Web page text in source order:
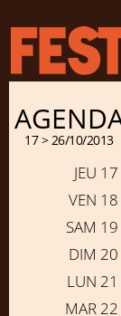
17 > 26/10/2013
JEU 17
VEN 18
SAM 19
DIM 20
LUN 21
MAR 22